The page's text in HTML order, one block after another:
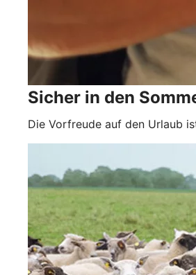
Sicher in den
Die Vorfreude auf den Urlaub